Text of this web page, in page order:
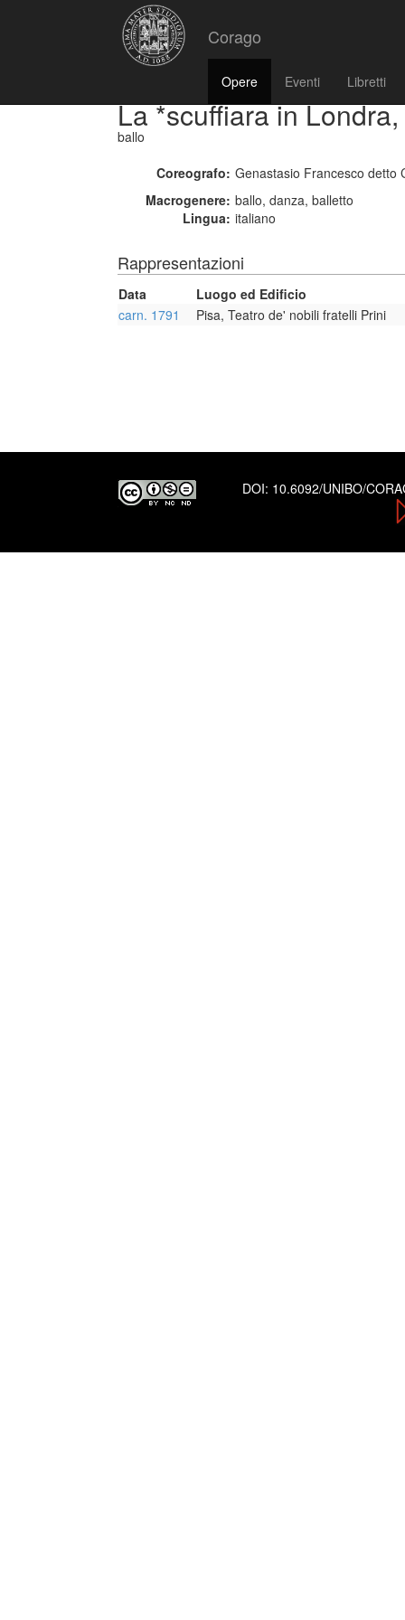
Corago
Opere Eventi Libretti
La *scuffiara in
ballo
Coreografo: Genastasio Francesco detto
Macrogenere: ballo, danza, balletto
Lingua: italiano
Rappresentazioni
Data
Luogo ed Edificio
carn. 1791
Pisa, Teatro de' nobili fratelli Prini
DOI: 10.6092/UNIBO/